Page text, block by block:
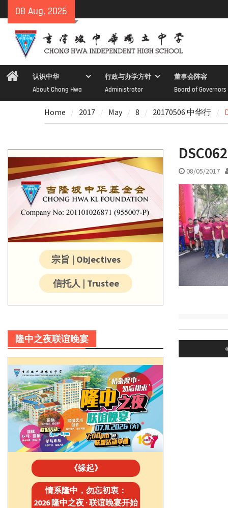
to
content
08 Aug, 2026
Home认识中华
About Chong Hwa
行政与办学方针
Administrator
董事会阵容
Board of Governors
Home 2017 May 8 20170506 中华行
08/05/2017
Post
宗旨 | Objectives
信托人 | Trustee
隆中之夜联谊晚宴
《缘起》
情系隆中，勿忘初衷：
2026 隆中之夜 · 联谊晚宴开始